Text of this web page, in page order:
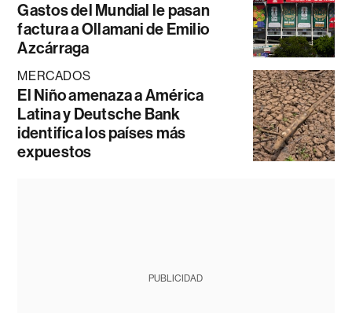
Gastos del Mundial le pasan
factura a Ollamani de Emilio
Azcárraga
MERCADOS
El Niño amenaza a América
Latina y Deutsche Bank
identifica los países más
expuestos
PUBLICIDAD